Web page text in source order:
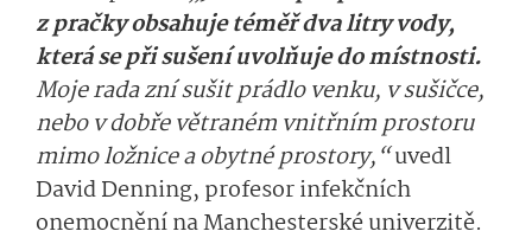
z pračky obsahuje téměř dva litry vody,
která se při sušení uvolňuje do místnosti.
Moje rada zní sušit prádlo venku, v sušičce,
nebo v dobře větraném vnitřním prostoru
mimo ložnice a obytné prostory,“uvedl
David Denning, profesor infekčních
onemocnění na Manchesterské univerzitě.